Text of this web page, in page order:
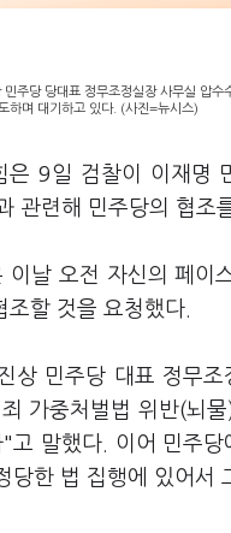
민주당 당대표 정무조정실장 사무실 압
하며 대기하고 있다. (사진=뉴시스)
9일 검찰이 이재명
관련해 민주당의 협조
이날 오전 자신의 페
할 것을 요청했다.
상 민주당 대표 정무
가중처벌법 위반(뇌
말했다. 이어 민주
한 법 집행에 있어서